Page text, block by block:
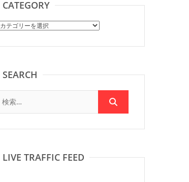
CATEGORY
Category
SEARCH
LIVE TRAFFIC FEED